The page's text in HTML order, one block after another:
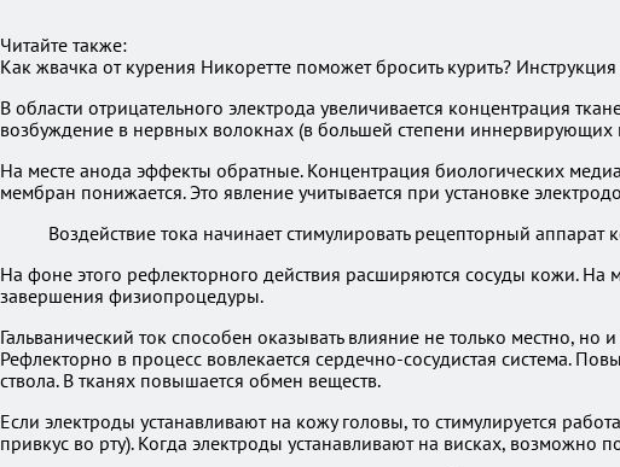
Читайте также:
Как жвачка от курения Никоретте поможет бросить курить?
В области отрицательного электрода увеличивается концентрация
возбуждение в нервных волокнах (в большей степени
На месте анода эффекты обратные. Концентрация биологических
мембран понижается. Это явление учитывается при установке
Воздействие тока начинает стимулировать рецепторный
На фоне этого рефлекторного действия расширяются сосуды кожи. На
завершения физиопроцедуры.
Гальванический ток способен оказывать влияние не только местно,
Рефлекторно в процесс вовлекается сердечно-сосудистая система.
ствола. В тканях повышается обмен веществ.
Если электроды устанавливают на кожу головы, то стимулируется
привкус во рту). Когда электроды устанавливают на висках,